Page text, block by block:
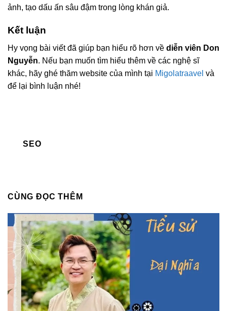
ảnh, tạo dấu ấn sâu đậm trong lòng khán giả.
Kết luận
Hy vọng bài viết đã giúp bạn hiểu rõ hơn về diễn viên Don
Nguyễn. Nếu bạn muốn tìm hiểu thêm về các nghệ sĩ
khác, hãy ghé thăm website của mình tại Migolatraavel và
để lại bình luận nhé!
SEO
CÙNG ĐỌC THÊM